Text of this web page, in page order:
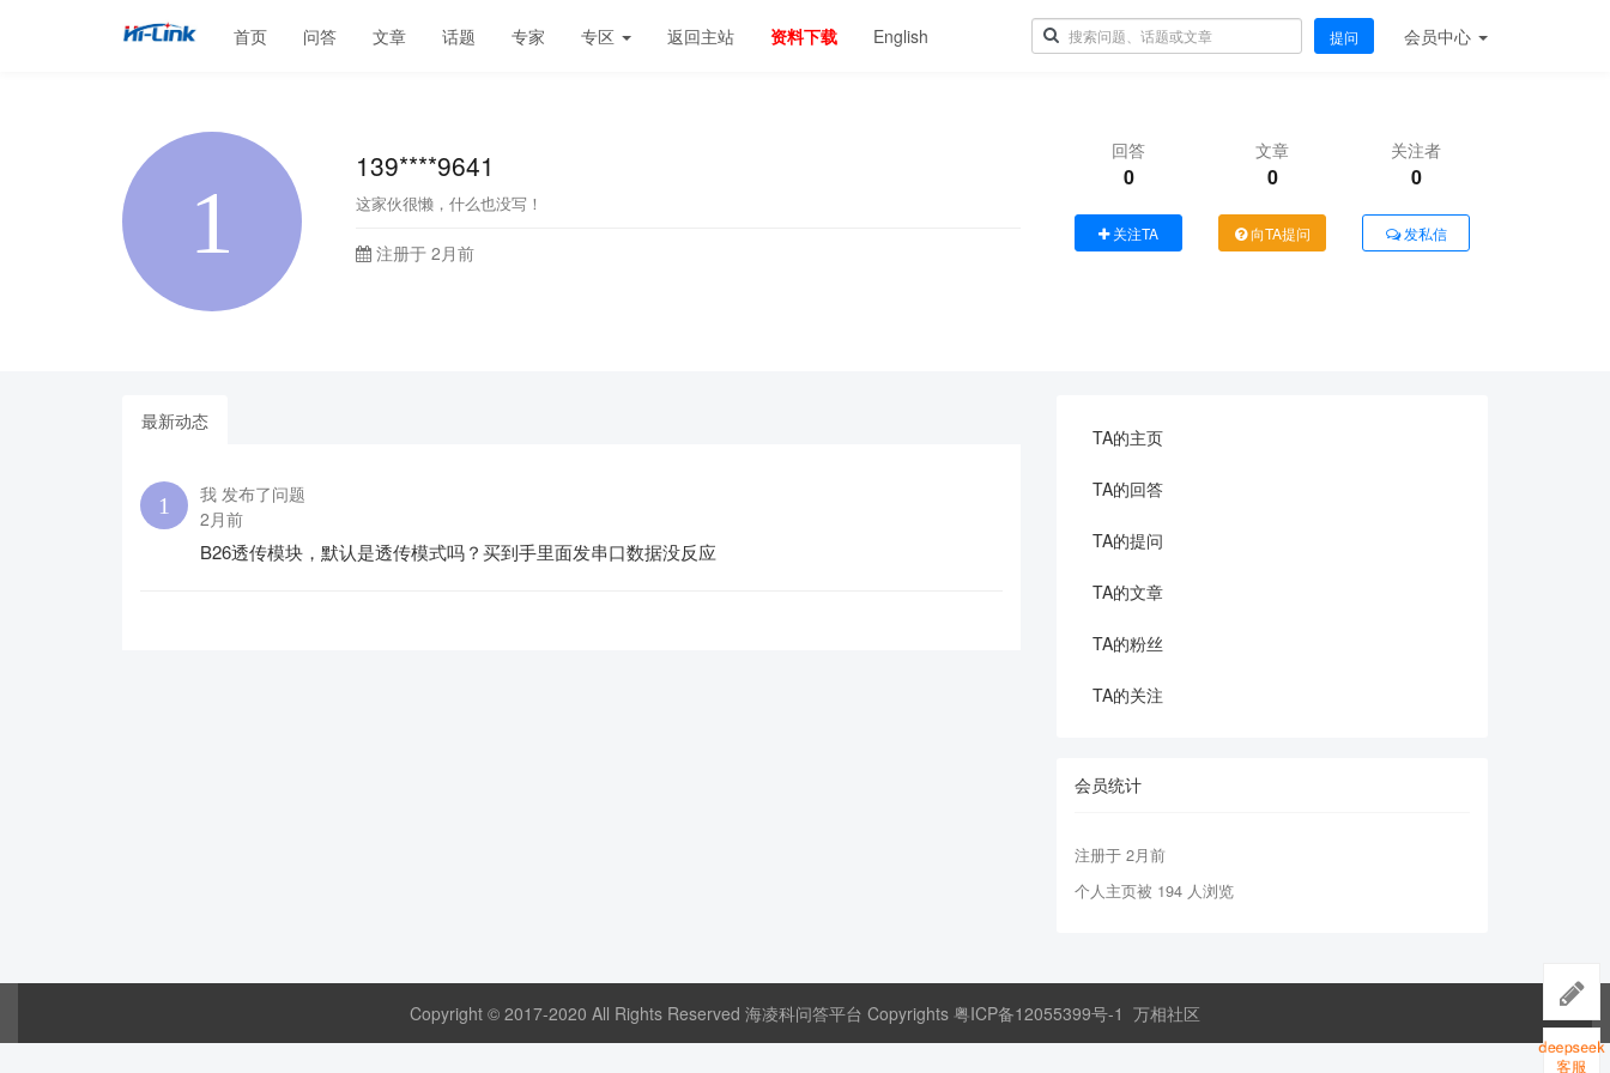
首页 问答 文章 话题 专家 专区 返回主站 资料下载 English 提问 会员中心
139****9641
这家伙很懒，什么也没写！
注册于 2月前
回答
0
文章
0
关注者
0
关注TA 向TA提问 发私信
最新动态
我 发布了问题
2月前
B26透传模块，默认是透传模式吗？买到手里面发串口数据没反应
TA的主页
TA的回答
TA的提问
TA的文章
TA的粉丝
TA的关注
会员统计
注册于 2月前
个人主页被 194 人浏览
Copyright © 2017-2020 All Rights Reserved 海凌科问答平台 Copyrights 粤ICP备12055399号-1 万相社区
deepseek
客服